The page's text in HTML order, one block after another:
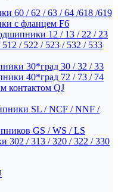
60 / 62 / 63 / 64 /618 /619
с фланцем F6
12 / 13 / 22 / 23
/ 522 / 523 / 532 / 533
30*град 30 / 32 / 33
40*град 72 / 73 / 74
контактом QJ
SL / NCF / NNF /
GS / WS / LS
302 / 313 / 320 / 322 / 330